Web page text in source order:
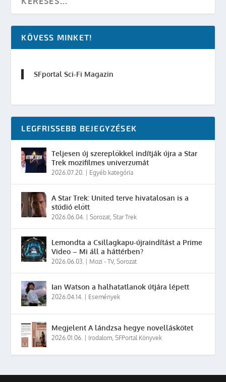
KÖVESS MINKET!
SFportal Sci-Fi Magazin
LEGFRISSEBB BEJEGYZÉSEK
Teljesen új szereplőkkel indítják újra a Star
Trek mozifilmes univerzumát
2026.07.20. Egyéb kategória
A Star Trek: United terve hivatalosan is a
stúdió előtt
2026.06.04. |Sorozat ,Star Trek
Lemondta a Csillagkapu-újraindítást a Prime
Video – Mi áll a háttérben?
2026.06.03. Mozi - TV,Sorozat
Ian Watson a halhatatlanok útjára lépett
2026.04.14. Események
Megjelent A lándzsa hegye novelláskötet
2026.01.06. Irodalom ,SFPortal Könyvek